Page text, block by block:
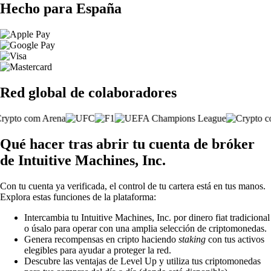
Hecho para España
Red global de colaboradores
Qué hacer tras abrir tu cuenta de bróker
de Intuitive Machines, Inc.
Con tu cuenta ya verificada, el control de tu cartera está en tus manos.
Explora estas funciones de la plataforma:
Intercambia tu Intuitive Machines, Inc. por dinero fiat tradicional
o úsalo para operar con una amplia selección de criptomonedas.
Genera recompensas en cripto haciendo staking con tus activos
elegibles para ayudar a proteger la red.
Descubre las ventajas de Level Up y utiliza tus criptomonedas